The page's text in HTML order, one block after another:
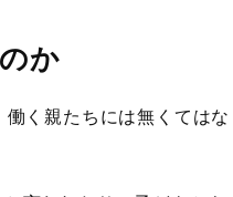
か
く親たちには無くてはな